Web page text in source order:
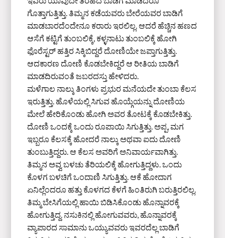
ಗೊತ್ತಾಗುತ್ತಿತ್ತು. ತಿಮ್ಮನ ಕಡೆಯವರು ಬೇರೆಯವರ ಬಾಡಿಗೆ
ಮಾಡಬಾರದೆಂದೇನೂ ಕರಾರು ಇರಲಿಲ್ಲ. ಆದರೆ ಹೆಚ್ಚಿನ ಹಣದ
ಆಸೆಗೆ ಕಟ್ಟಿಗೆ ತುಂಬಲಿಕ್ಕೆ, ಕಳ್ಳನಾಟು ತುಂಬಲಿಕ್ಕೆ ಹೋಗಿ
ಫೊರೆಸ್ಟರ್‌ ಹತ್ತಿರ ಸಿಕ್ಕಿಬಿದ್ದರೆ ದೋಣಿಯೇ ಜಪ್ತಾಗುತ್ತಿತ್ತು.
ಆದಕಾರಣ ದೋಣಿ ಕೊಡಬೇಕಿದ್ದರೆ ಆ ರೀತಿಯ ಬಾಡಿಗೆ
ಮಾಡದಿರುವಂತೆ ಜಬರದಸ್ತು ಹೇಳಿದರು.
ಮಳೆಗಾಲ ನಾಲ್ಕು ತಿಂಗಳು ಪ್ರಭುರ ಮನೆಯದೇ ತುಂಬಾ ಕೆಲಸ
ಇರುತ್ತಿತ್ತು. ಹೊಳೆಯಲ್ಲಿ ಸಿಗುವ ಹೊಯ್ಗೆಯನ್ನು ದೋಣಿಯ
ಮೇಲೆ ಹೇರಿಕೊಂಡು ಹೋಗಿ ಅವರ ತೋಟಕ್ಕೆ ಕೊಡಬೇಕಿತ್ತು.
ದೋಣಿ ಒಂದಕ್ಕೆ ಒಂದು ರೂಪಾಯಿ ಸಿಗುತ್ತಿತ್ತು. ಅಪ್ಪ, ಮಗ
ಇಬ್ಬರೂ ಕೆಲಸಕ್ಕೆ ಹೋದರೆ ನಾಲ್ಕು ಅಥವಾ ಐದು ದೋಣಿ
ತುಂಬುತ್ತಿದ್ದರು. ಆ ಕೆಲಸ ಅವರಿಗೆ ಅನಿವಾರ್ಯವಾಗಿತ್ತು.
ತಿಮ್ಮನ ಅವ್ವ ಬಳಚು ತೆರಿಯಲಿಕ್ಕೆ ಹೋಗುತ್ತಿದ್ದಳು. ಒಂದು
ಕೊಳಗ ಬಳಚಿಗೆ ಒಂದಾಣಿ ಸಿಗುತ್ತಿತ್ತು. ಆಕೆ ಹೋದಾಗ
ಏನಿಲ್ಲೆಂದರೂ ಹತ್ತು ಕೊಳಗದ ಕೆಳಗೆ ಹಿಂತಿರುಗಿ ಬರುತ್ತಿರಲಿಲ್ಲ.
ತಿಮ್ಮ ಬೇಸಿಗೆಯಲ್ಲಿ ಹಾಯಿ ಬಿಡಿಸಿಕೊಂಡು ಹೊನ್ನಾವರಕ್ಕೆ
ಹೋಗುತ್ತಿದ್ದ. ನಸುಕಿನಲ್ಲಿ ಹೋಗುವವರು, ಹೊನ್ನಾವರಕ್ಕೆ
ವ್ಯಾಪಾರದ ಸಾಮಾನು ಒಯ್ಯುವವರು ಇವರದೆಲ್ಲ ಬಾಡಿಗೆ